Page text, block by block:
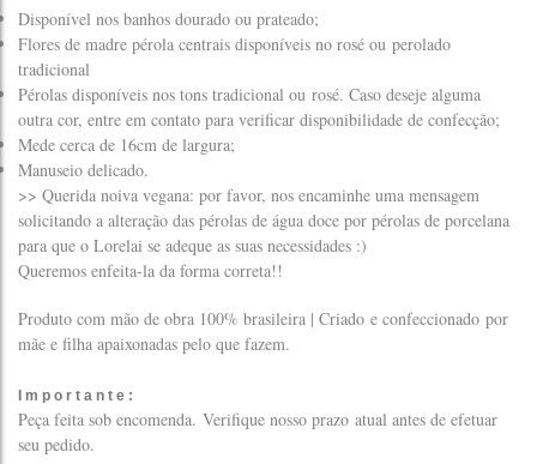
Disponível nos banhos dourado ou prateado;
Flores de madre pérola centrais disponíveis no rosé ou perolado
tradicional
Pérolas disponíveis nos tons tradicional ou rosé. Caso deseje alguma
outra cor, entre em contato para verificar disponibilidade de confecção;
Mede cerca de 16cm de largura;
Manuseio delicado.
>> Querida noiva vegana: por favor, nos encaminhe uma mensagem
solicitando a alteração das pérolas de água doce por pérolas de porcelana
para que o Lorelai se adeque as suas necessidades :)
Queremos enfeita-la da forma correta!!
Produto com mão de obra 100% brasileira | Criado e confeccionado por
mãe e filha apaixonadas pelo que fazem.
I m p o r t a n t e :
Peça feita sob encomenda. Verifique nosso prazo atual antes de efetuar
seu pedido.